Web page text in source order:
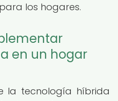
los hogares.
en un hogar
la tecnología híbrida